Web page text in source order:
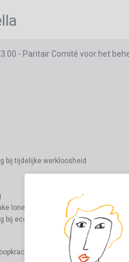
- Paritair Comité voor het
bij tijdelijke werkloosheid
lonen en premies
bij economische werkloosheid